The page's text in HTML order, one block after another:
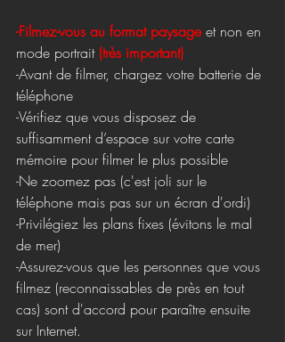
-Filmez-vous au format paysage et non en
mode portrait (très important)
-Avant de filmer, chargez votre batterie de
téléphone
-Vérifiez que vous disposez de
suffisamment d’espace sur votre carte
mémoire pour filmer le plus possible
-Ne zoomez pas (c'est joli sur le
téléphone mais pas sur un écran d'ordi)
-Privilégiez les plans fixes (évitons le mal
de mer)
-Assurez-vous que les personnes que vous
filmez (reconnaissables de près en tout
cas) sont d'accord pour paraître ensuite
sur Internet.